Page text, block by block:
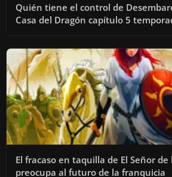
Quién tiene el control de
Casa del Dragón capítulo 5
El fracaso en taquilla de El Señor de
preocupa al futuro de la franquicia